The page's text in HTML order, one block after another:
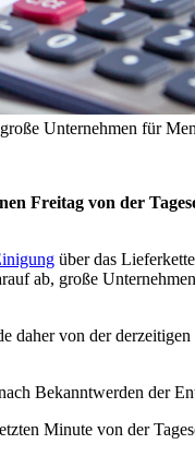
Unternehmen für
Freitag von der
über das
ab, große
daher von der
Bekanntwerden der
Minute von der